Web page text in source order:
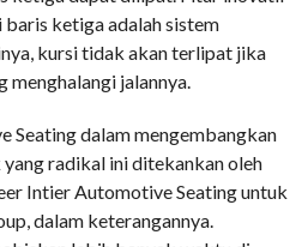
ketiga adalah sistem
kursi tidak akan terlipat jika
menghalangi jalannya.
Seating dalam mengembangkan
radikal ini ditekankan oleh
Intier Automotive Seating untuk
dalam keterangannya.